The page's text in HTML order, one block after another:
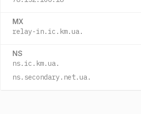
MX
relay-in.ic.km.ua.
NS
ns.ic.km.ua.
ns.secondary.net.ua.